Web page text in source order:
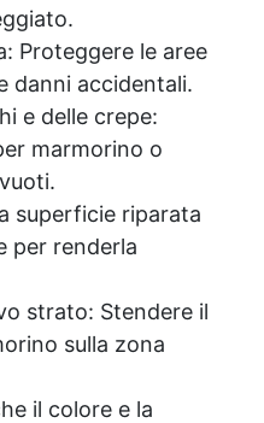
Proteggere le aree
danni accidentali.
e delle crepe:
marmorino o
superficie riparata
per renderla
strato: Stendere il
sulla zona
il colore e la